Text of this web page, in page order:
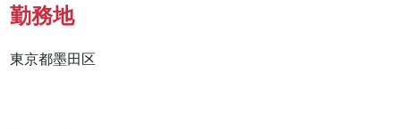
勤務地
東京都墨田区